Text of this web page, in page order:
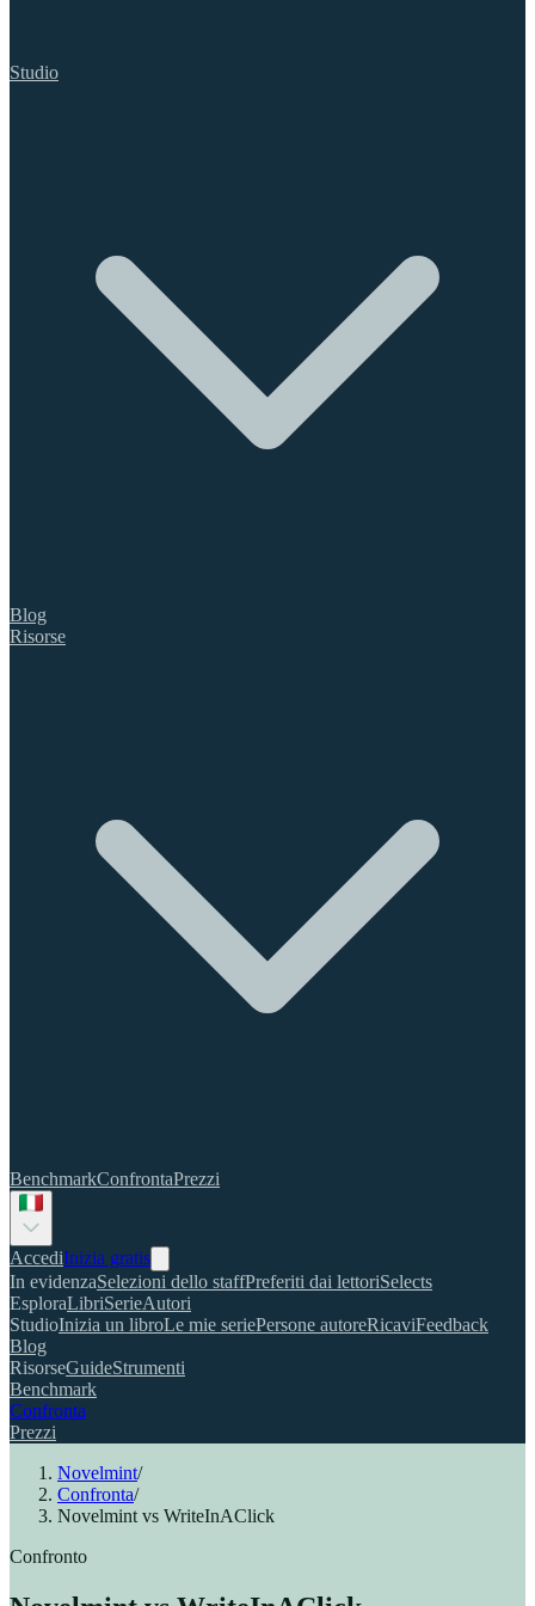
Studio
Blog
Risorse
BenchmarkConfrontaPrezzi
AccediInizia gratis
In evidenzaSelezioni dello staffPreferiti dai lettoriSelects
EsploraLibriSerieAutori
StudioInizia un libroLe mie seriePersone autoreRicaviFeedback
Blog
RisorseGuideStrumenti
Benchmark
Confronta
Prezzi
Novelmint/
Confronta/
Novelmint vs WriteInAClick
Confronto